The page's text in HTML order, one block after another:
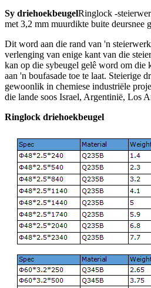
Sy driehoekbeugelRinglock -
met 3,2 mm muurdikte buite deursnee
Dit word aan die rand van 'n
verlenging van enige kant van die
kan op die sybeugel gelê word om die
aan 'n boufasade toe te laat. Steierige
gewoonlik in chemiese industriële
die lande soos Israel, Argentinië, Los
Ringlock driehoekbeugel